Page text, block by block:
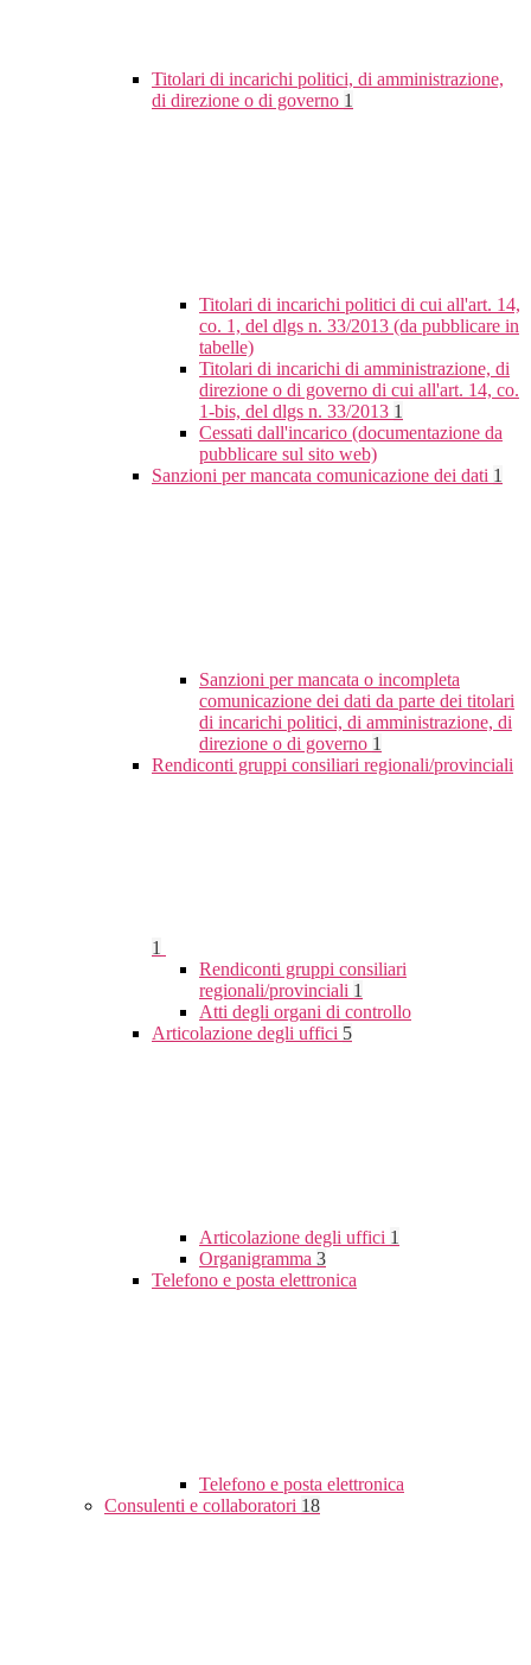
Titolari di incarichi politici, di amministrazione,
di direzione o di governo 1
Titolari di incarichi politici di cui all'art. 14,
co. 1, del dlgs n. 33/2013 (da pubblicare in
tabelle)
Titolari di incarichi di amministrazione, di
direzione o di governo di cui all'art. 14, co.
1-bis, del dlgs n. 33/2013 1
Cessati dall'incarico (documentazione da
pubblicare sul sito web)
Sanzioni per mancata comunicazione dei dati 1
Sanzioni per mancata o incompleta
comunicazione dei dati da parte dei titolari
di incarichi politici, di amministrazione, di
direzione o di governo 1
Rendiconti gruppi consiliari regionali/provinciali
1
Rendiconti gruppi consiliari
regionali/provinciali 1
Atti degli organi di controllo
Articolazione degli uffici 5
Articolazione degli uffici 1
Organigramma 3
Telefono e posta elettronica
Telefono e posta elettronica
Consulenti e collaboratori 18